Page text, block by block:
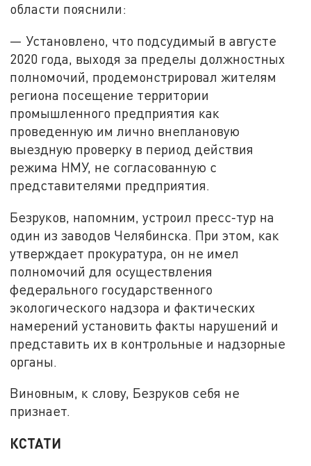
области пояснили:
— Установлено, что подсудимый в августе
2020 года, выходя за пределы должностных
полномочий, продемонстрировал жителям
региона посещение территории
промышленного предприятия как
проведенную им лично внеплановую
выездную проверку в период действия
режима НМУ, не согласованную с
представителями предприятия.
Безруков, напомним, устроил пресс-тур на
один из заводов Челябинска. При этом, как
утверждает прокуратура, он не имел
полномочий для осуществления
федерального государственного
экологического надзора и фактических
намерений установить факты нарушений и
представить их в контрольные и надзорные
органы.
Виновным, к слову, Безруков себя не
признает.
КСТАТИ